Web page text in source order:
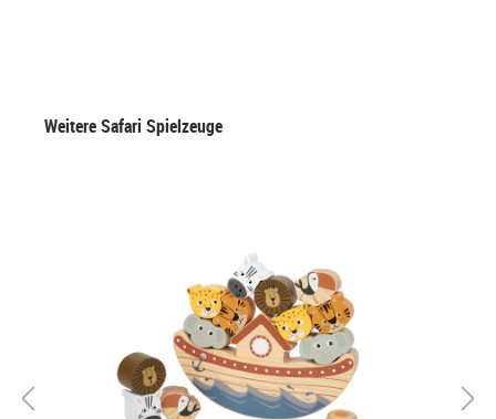
Produktgalerie überspringen
Weitere Safari Spielzeuge